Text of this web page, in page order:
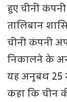
हुए चीनी
तालिबान
चीनी कंपनी
निकालने के
यह अनुबंध 25
कहा कि चीन